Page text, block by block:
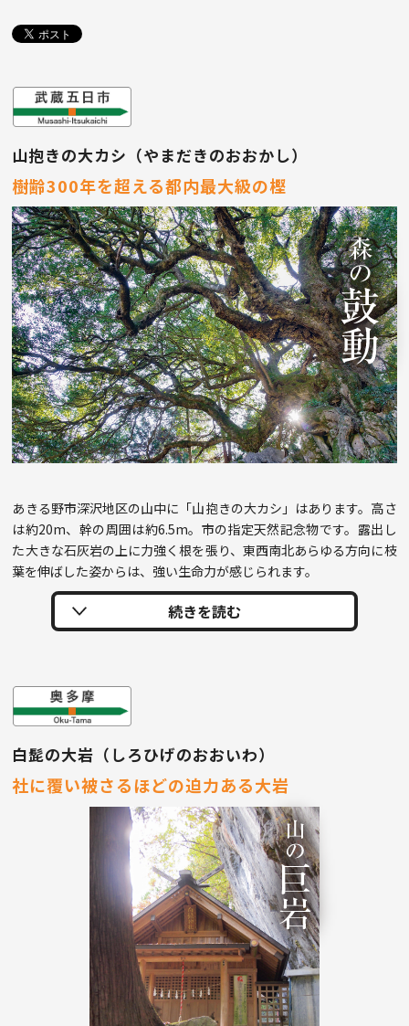
山抱きの大カシ（やまだきのおおかし）
樹齢300年を超える都内最大級の樫
あきる野市深沢地区の山中に「山抱きの大カシ」はあります。高さ
は約20m、幹の周囲は約6.5m。市の指定天然記念物です。露出し
た大きな石灰岩の上に力強く根を張り、東西南北あらゆる方向に枝
葉を伸ばした姿からは、強い生命力が感じられます。
白髭の大岩（しろひげのおおいわ）
社に覆い被さるほどの迫力ある大岩